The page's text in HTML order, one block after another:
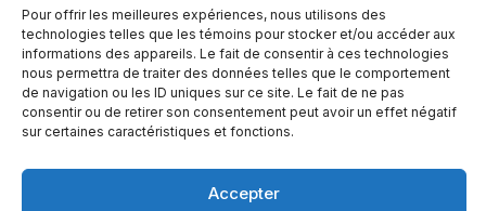
Pour offrir les meilleures expériences, nous utilisons des
technologies telles que les témoins pour stocker et/ou accéder aux
informations des appareils. Le fait de consentir à ces technologies
nous permettra de traiter des données telles que le comportement
de navigation ou les ID uniques sur ce site. Le fait de ne pas
consentir ou de retirer son consentement peut avoir un effet négatif
sur certaines caractéristiques et fonctions.
Accepter
© Copyright 2026 – Altomédia Inc |